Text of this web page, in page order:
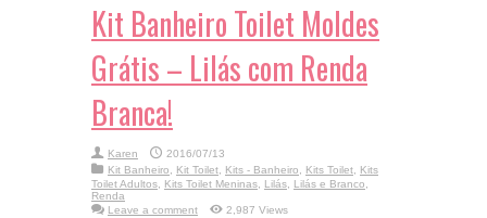
Kit Banheiro Toilet Moldes
Grátis – Lilás com Renda
Branca!
Karen
2016/07/13
Kit Banheiro, Kit Toilet, Kits - Banheiro, Kits Toilet, Kits
Toilet Adultos, Kits Toilet Meninas, Lilás, Lilás e Branco,
Renda
Leave a comment
2,987 Views